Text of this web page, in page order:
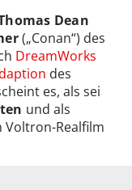
Dean
(„Conan“) des
DreamWorks
des
es, als sei
und als
Voltron-Realfilm